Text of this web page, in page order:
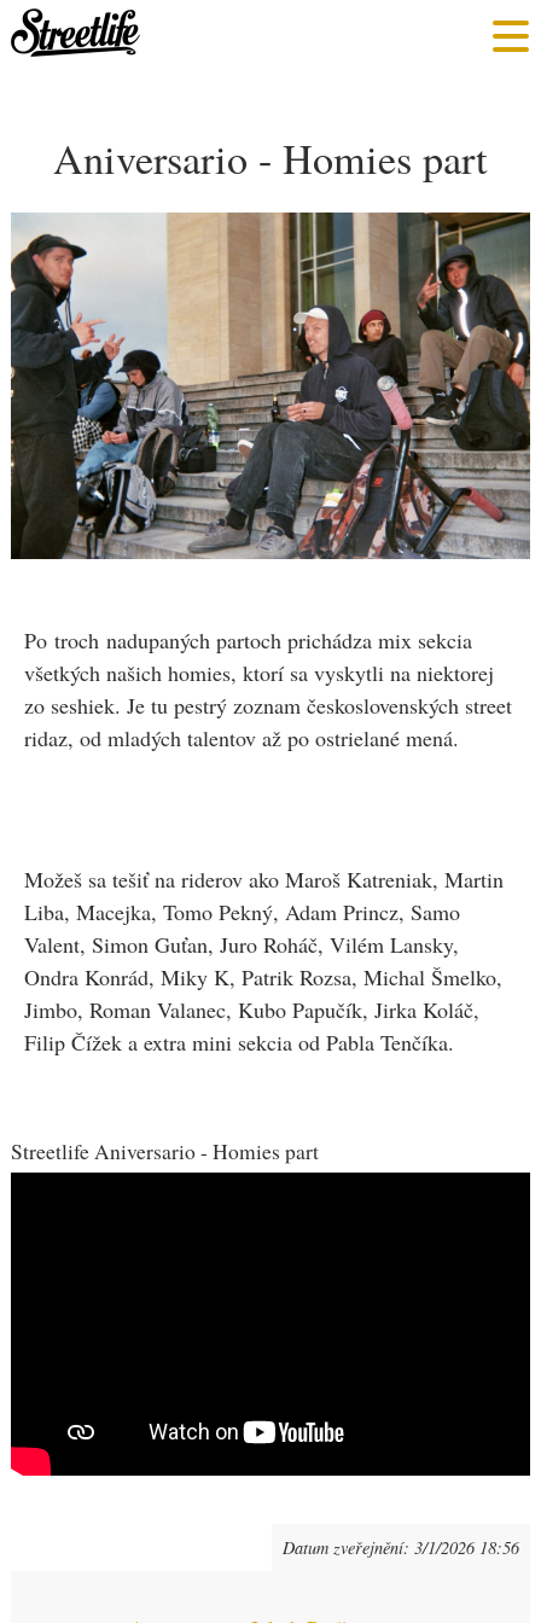
Aniversario - Homies part
Po troch nadupaných partoch prichádza mix sekcia
všetkých našich homies, ktorí sa vyskytli na niektorej
zo seshiek. Je tu pestrý zoznam československých street
ridaz, od mladých talentov až po ostrielané mená.
Možeš sa tešiť na riderov ako Maroš Katreniak, Martin
Liba, Macejka, Tomo Pekný, Adam Princz, Samo
Valent, Simon Guťan, Juro Roháč, Vilém Lansky,
Ondra Konrád, Miky K, Patrik Rozsa, Michal Šmelko,
Jimbo, Roman Valanec, Kubo Papučík, Jirka Koláč,
Filip Čížek a extra mini sekcia od Pabla Tenčíka.
Streetlife Aniversario - Homies part
Datum zveřejnění: 3/1/2026 18:56